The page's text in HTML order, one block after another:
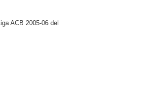
ACB 2005-06 del